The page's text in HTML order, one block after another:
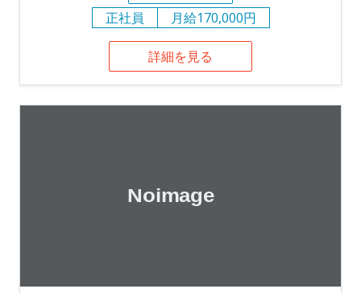
正社員
月給170,000円
詳細を見る